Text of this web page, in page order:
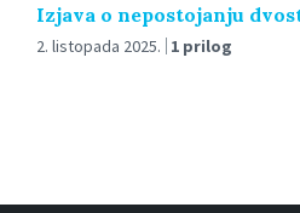
Izjava o nepostojanju
2. listopada 2025. 1 prilog